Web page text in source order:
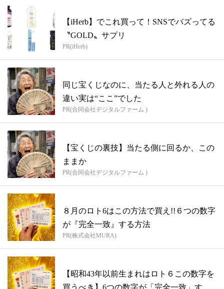
【iHerb】でこれ買って！SNSでバズってる
〝GOLD〟サプリ
PR(iHerb)
同じ宝くじなのに、当たる人と外れる人の
違い実は“ここ”でした
PR(合同会社デジタルファーム )
【宝くじの裏技】当たる側に回るか、この
ままか
PR(合同会社デジタルファーム )
８月のロト6はこの方法で買え!!６つの数字
が『完全一致』する方法
PR(株式会社MURA)
【昭和43年以前生まれはロト６この数字を